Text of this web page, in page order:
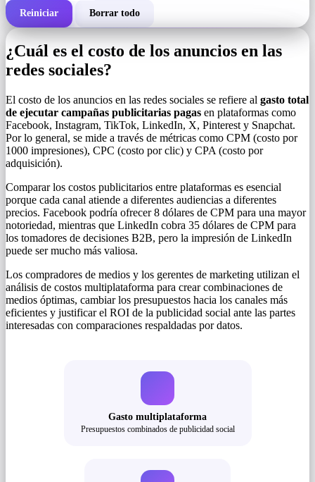
Costo total de una campaña
Costo por 1000 impresiones (CPM)
Número de impresiones
Reiniciar Borrar todo
¿Cuál es el costo de los anuncios en las
redes sociales?
El costo de los anuncios en las redes sociales se refiere al gasto total
de ejecutar campañas publicitarias pagas en plataformas como
Facebook, Instagram, TikTok, LinkedIn, X, Pinterest y Snapchat.
Por lo general, se mide a través de métricas como CPM (costo por
1000 impresiones), CPC (costo por clic) y CPA (costo por
adquisición).
Comparar los costos publicitarios entre plataformas es esencial
porque cada canal atiende a diferentes audiencias a diferentes
precios. Facebook podría ofrecer 8 dólares de CPM para una mayor
notoriedad, mientras que LinkedIn cobra 35 dólares de CPM para
los tomadores de decisiones B2B, pero la impresión de LinkedIn
puede ser mucho más valiosa.
Los compradores de medios y los gerentes de marketing utilizan el
análisis de costos multiplataforma para crear combinaciones de
medios óptimas, cambiar los presupuestos hacia los canales más
eficientes y justificar el ROI de la publicidad social ante las partes
interesadas con comparaciones respaldadas por datos.
Gasto multiplataforma
Presupuestos combinados de publicidad social